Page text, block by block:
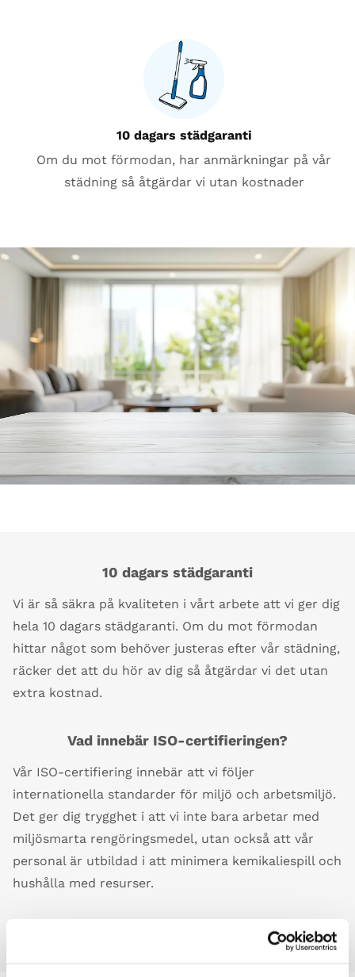
10 dagars städgaranti
Om du mot förmodan, har anmärkningar på vår
städning så åtgärdar vi utan kostnader
10 dagars städgaranti
Vi är så säkra på kvaliteten i vårt arbete att vi ger dig
hela 10 dagars städgaranti. Om du mot förmodan
hittar något som behöver justeras efter vår städning,
räcker det att du hör av dig så åtgärdar vi det utan
extra kostnad.
Vad innebär ISO-certifieringen?
Vår ISO-certifiering innebär att vi följer
internationella standarder för miljö och arbetsmiljö.
Det ger dig trygghet i att vi inte bara arbetar med
miljösmarta rengöringsmedel, utan också att vår
personal är utbildad i att minimera kemikaliespill och
hushålla med resurser.